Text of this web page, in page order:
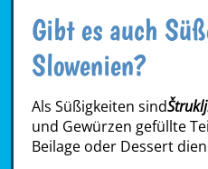
Gibt es auch
Slowenien?
Als Süßigkeiten sind
und Gewürzen gefüllte
Beilage oder Dessert